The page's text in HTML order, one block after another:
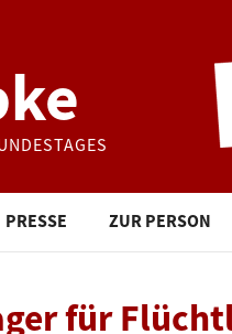
PRESSE ZUR PERSON
für